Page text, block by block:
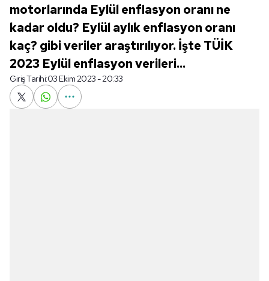
motorlarında Eylül enflasyon oranı ne
kadar oldu? Eylül aylık enflasyon oranı
kaç? gibi veriler araştırılıyor. İşte TÜİK
2023 Eylül enflasyon verileri...
Giriş Tarihi:03 Ekim 2023 - 20:33